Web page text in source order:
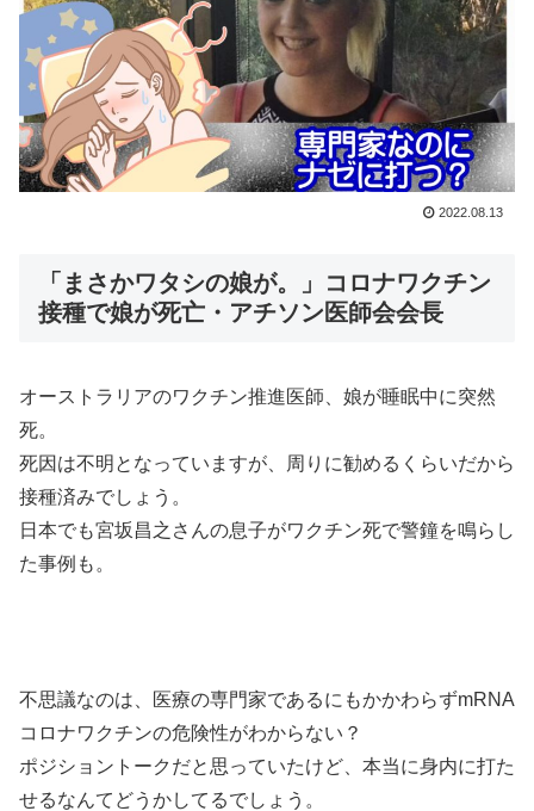
2022.08.13
「まさかワタシの娘が。」コロナワクチン
接種で娘が死亡・アチソン医師会会長
オーストラリアのワクチン推進医師、娘が睡眠中に突然
死。
死因は不明となっていますが、周りに勧めるくらいだから
接種済みでしょう。
日本でも宮坂昌之さんの息子がワクチン死で警鐘を鳴らし
た事例も。
不思議なのは、医療の専門家であるにもかかわらずmRNA
コロナワクチンの危険性がわからない？
ポジショントークだと思っていたけど、本当に身内に打た
せるなんてどうかしてるでしょう。